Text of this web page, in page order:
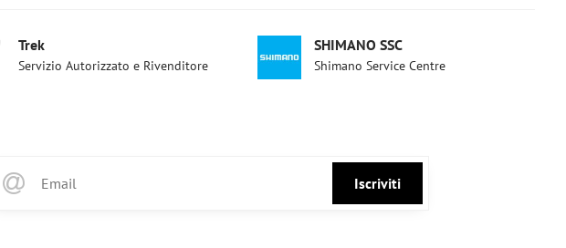
Trek
Servizio Autorizzato e Rivenditore
SHIMANO SSC
Shimano Service Centre
Iscriviti